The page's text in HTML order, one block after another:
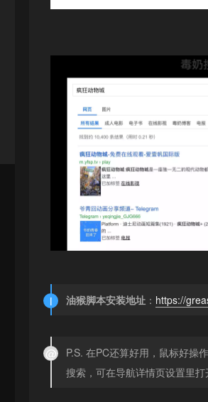
油猴脚本安装地址 ： https://
P.S. 在PC还算好用，鼠标好操
搜索，可在导航详情页设置里